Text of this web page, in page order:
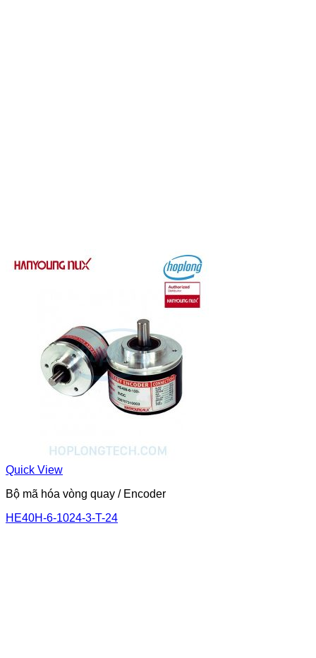
Quick View
Bộ mã hóa vòng quay / Encoder
HE40H-6-1024-3-T-24